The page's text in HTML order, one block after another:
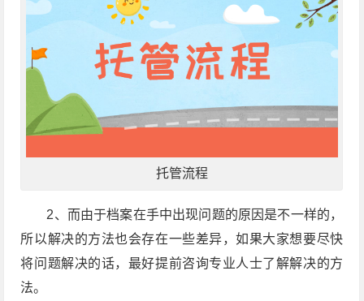
托管流程
2、而由于档案在手中出现问题的原因是不一样的，
所以解决的方法也会存在一些差异，如果大家想要尽快
将问题解决的话，最好提前咨询专业人士了解解决的方
法。